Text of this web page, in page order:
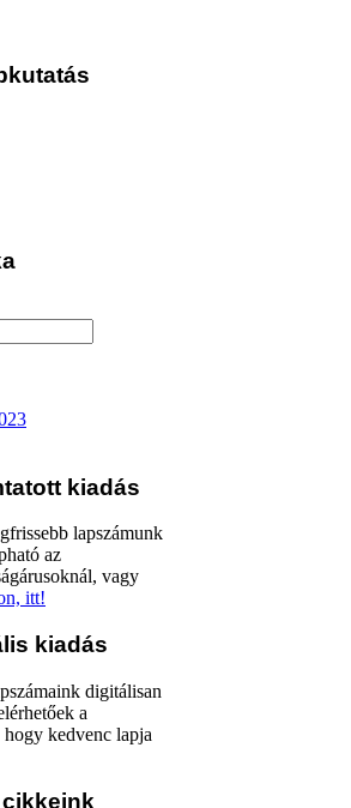
kiadás
lapszámunk
az
vagy
itt!
kiadás
digitálisan
a
kedvenc lapja
cikkeink